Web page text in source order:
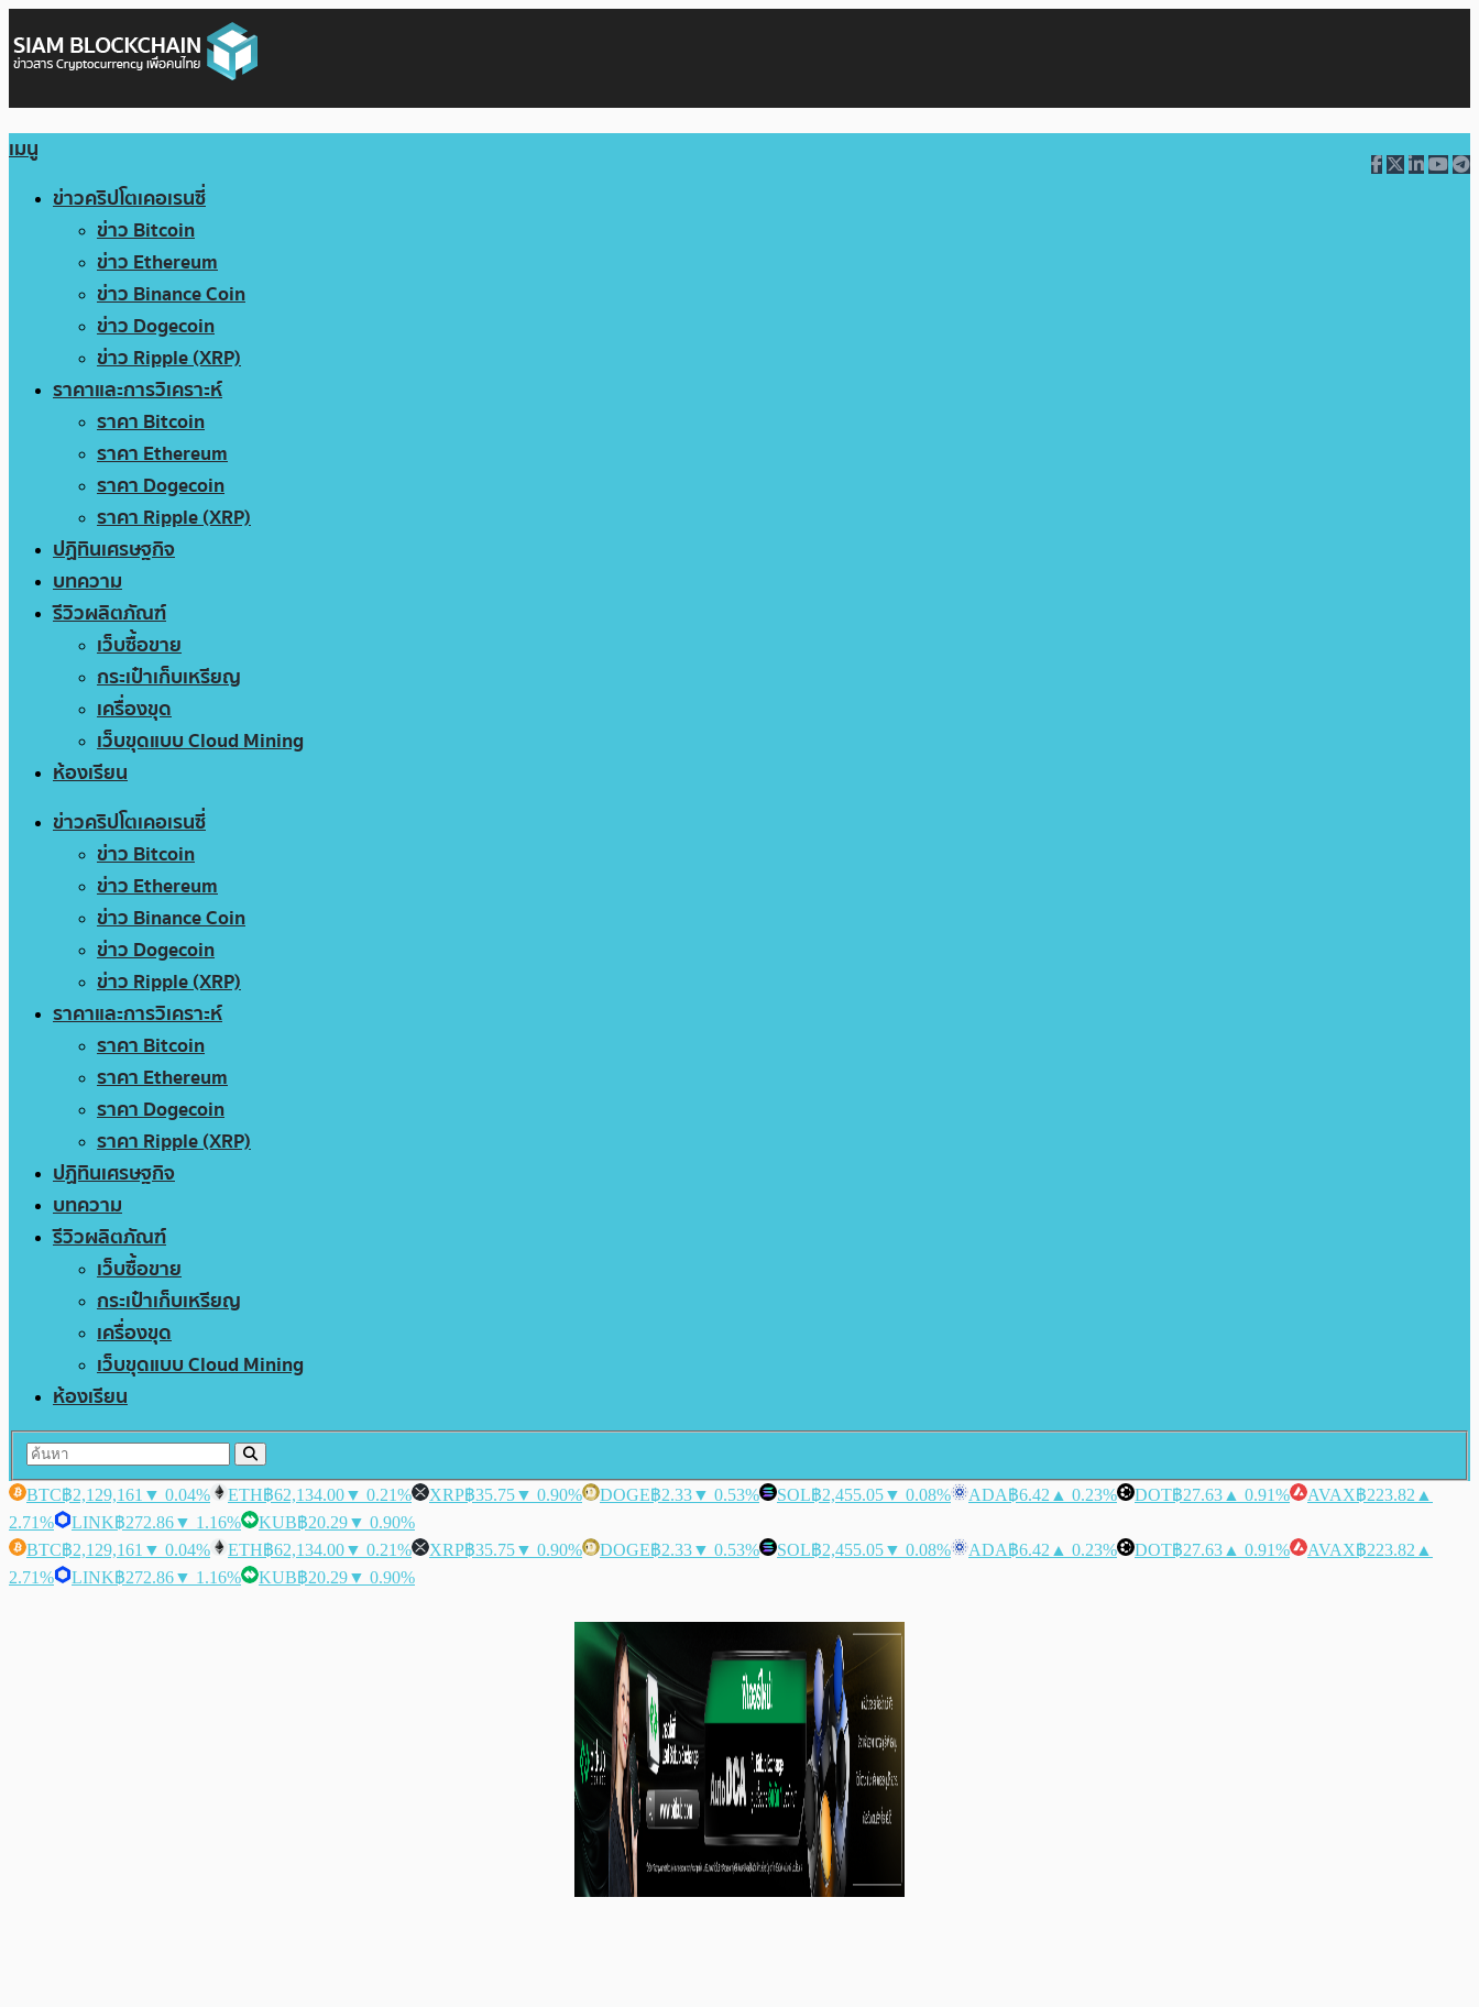
เมนู
ข่าวคริปโตเคอเรนซี่
ข่าว Bitcoin
ข่าว Ethereum
ข่าว Binance Coin
ข่าว Dogecoin
ข่าว Ripple (XRP)
ราคาและการวิเคราะห์
ราคา Bitcoin
ราคา Ethereum
ราคา Dogecoin
ราคา Ripple (XRP)
ปฏิทินเศรษฐกิจ
บทความ
รีวิวผลิตภัณฑ์
เว็บซื้อขาย
กระเป๋าเก็บเหรียญ
เครื่องขุด
เว็บขุดแบบ Cloud Mining
ห้องเรียน
ข่าวคริปโตเคอเรนซี่
ข่าว Bitcoin
ข่าว Ethereum
ข่าว Binance Coin
ข่าว Dogecoin
ข่าว Ripple (XRP)
ราคาและการวิเคราะห์
ราคา Bitcoin
ราคา Ethereum
ราคา Dogecoin
ราคา Ripple (XRP)
ปฏิทินเศรษฐกิจ
บทความ
รีวิวผลิตภัณฑ์
เว็บซื้อขาย
กระเป๋าเก็บเหรียญ
เครื่องขุด
เว็บขุดแบบ Cloud Mining
ห้องเรียน
BTC฿2,129,161 ▼ 0.04% ETH฿62,134.00▼ 0.21% XRP฿35.75▼ 0.90% DOGE฿2.33▼ 0.53% SOL฿2,455.05▼ 0.08% ADA฿6.42 ▲ 0.23% DOT฿27.63 ▲ 0.91% AVAX฿223.82 ▲
2.71%
LINK฿272.86▼ 1.16% KUB฿20.29▼ 0.90%
BTC฿2,129,161 ▼ 0.04% ETH฿62,134.00▼ 0.21% XRP฿35.75▼ 0.90% DOGE฿2.33▼ 0.53% SOL฿2,455.05▼ 0.08% ADA฿6.42 ▲ 0.23% DOT฿27.63 ▲ 0.91% AVAX฿223.82 ▲
2.71%
LINK฿272.86▼ 1.16% KUB฿20.29▼ 0.90%